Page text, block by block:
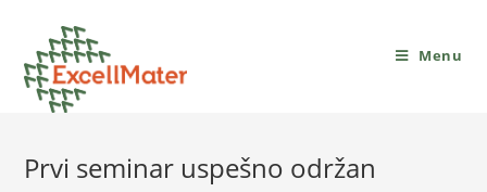
Menu
Prvi seminar uspešno održan